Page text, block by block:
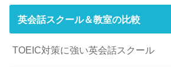
英会話スクール＆教室の比較
TOEIC対策に強い英会話スクール